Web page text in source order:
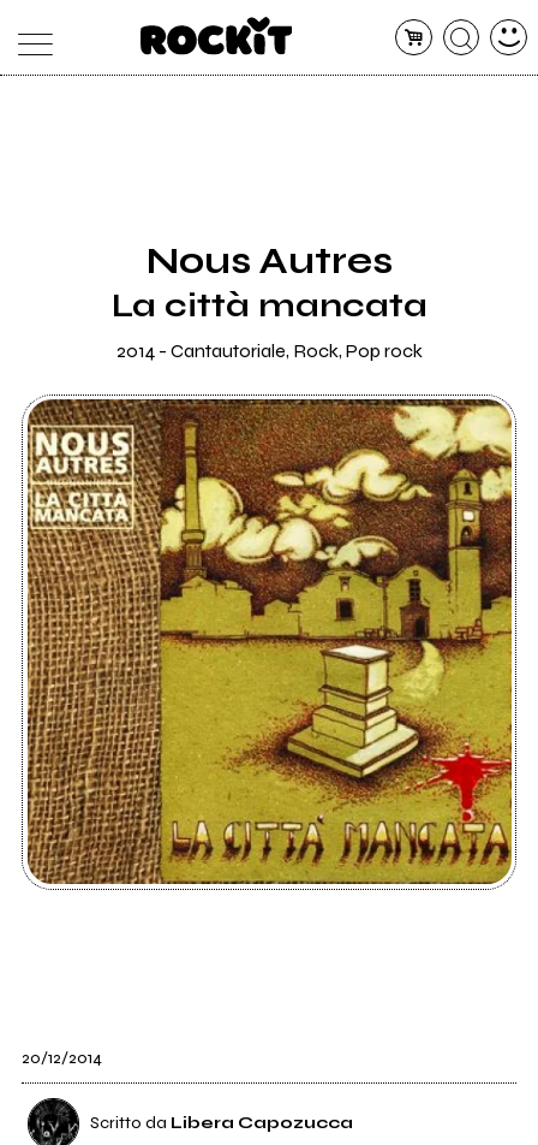
RADIO
Nous Autres
La città mancata
2014 - Cantautoriale, Rock, Pop rock
20/12/2014
Scritto da Libera Capozucca